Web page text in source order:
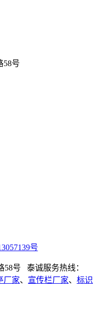
号
号
58号 泰诚服务热线：
厂家、 宣传栏厂家、 标识